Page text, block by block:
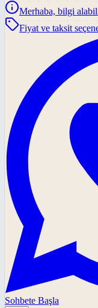
Merhaba, bilgi
Fiyat ve taksit
Sohbete Başla